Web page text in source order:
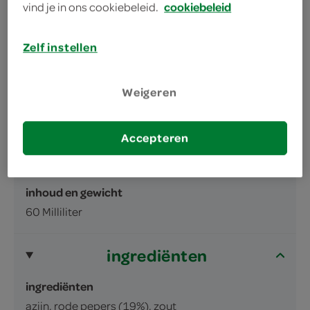
omschrijving
Rode pepersaus
inhoud en gewicht
60 Milliliter
ingrediënten
ingrediënten
azijn, rode pepers (19%), zout
vind je in ons cookiebeleid. cookiebeleid
Zelf instellen
Weigeren
Accepteren